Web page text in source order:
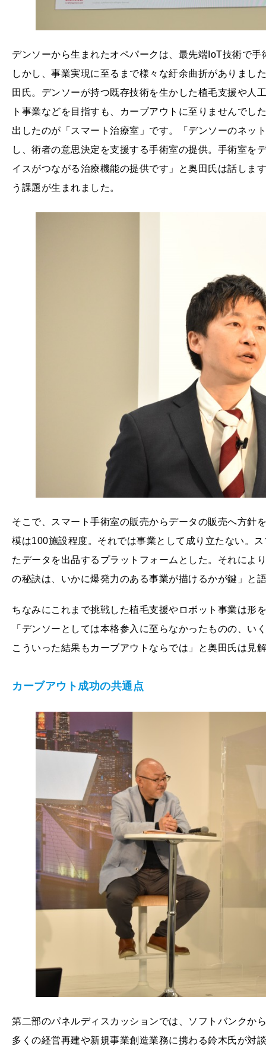
デンソーから生まれたオペパークは、最先端IoT技術で
しかし、事業実現に至るまで様々な紆余曲折がありまし
田氏。デンソーが持つ既存技術を生かした植毛支援や人
ト事業などを目指すも、カーブアウトに至りませんでし
出したのが「スマート治療室」です。「デンソーのネッ
し、術者の意思決定を支援する手術室の提供。手術室を
イスがつながる治療機能の提供です」と奥田氏は話しま
う課題が生まれました。
そこで、スマート手術室の販売からデータの販売へ方針
模は100施設程度。それでは事業として成り立たない。
たデータを出品するプラットフォームとした。それによ
の秘訣は、いかに爆発力のある事業が描けるかが鍵」と
ちなみにこれまで挑戦した植毛支援やロボット事業は形
「デンソーとしては本格参入に至らなかったものの、
こういった結果もカーブアウトならでは」と奥田氏は見
カーブアウト成功の共通点
第二部のパネルディスカッションでは、ソフトバンクか
多くの経営再建や新規事業創造業務に携わる鈴木氏が対